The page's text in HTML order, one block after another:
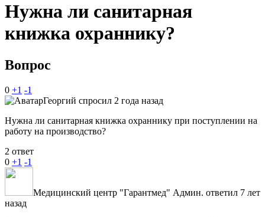
Нужна ли санитарная
книжка охраннику?
Вопрос
0 +1 -1
Георгий спросил 2 года назад
Нужна ли санитарная книжка охраннику при поступлении на
работу на производство?
2 ответ
0 +1 -1
Медицинский центр "Гарантмед" Админ. ответил 7 лет
назад